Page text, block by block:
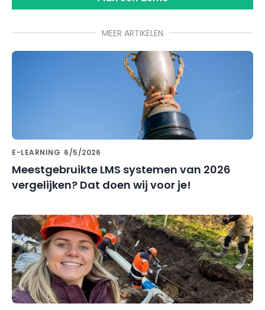
MEER ARTIKELEN
E-LEARNING 6/5/2026
Meestgebruikte LMS systemen van 2026
vergelijken? Dat doen wij voor je!